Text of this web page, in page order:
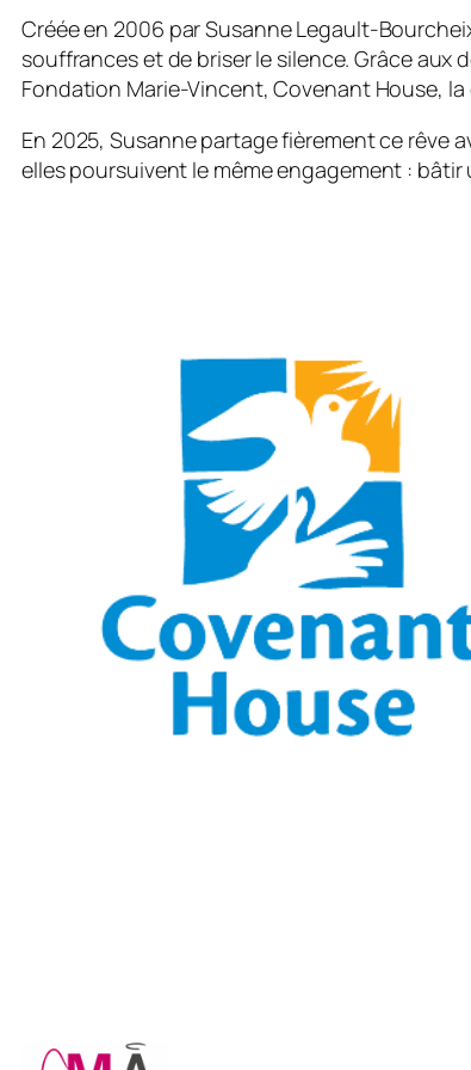
Créée en 2006 par Susanne Legault-
souffrances et de briser le silence. Grâce
Fondation Marie-Vincent, Covenant House,
En 2025, Susanne partage fièrement ce rêve
elles poursuivent le même engagement :